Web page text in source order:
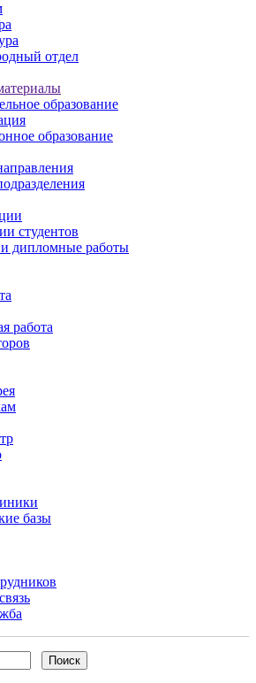
отдел
образование
образование
студентов
дипломные работы
работа
базы